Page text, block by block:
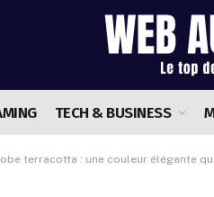
TECH & BUSINESS
terracotta : une couleur élégante